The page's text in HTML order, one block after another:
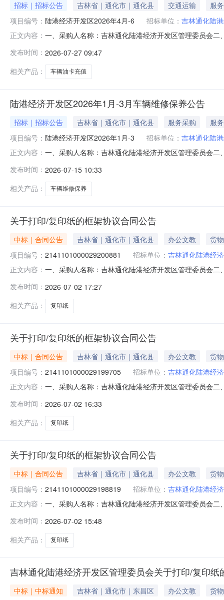
招标｜招标公告 吉林省｜通化市｜通化县 交通运输
服务
项目编号： 陆港经济开发区2026年4月-6 招标单位： 吉林通化陆
正文内容： 一、采购人名称：吉林通化陆港经济开发区管理委员会
（元）：50000序号项目名称单位数量预算金额(元)简要
概况：保证质量
发布时间： 2026-07-27 09:47
相关产品：
车辆油卡充值
陆港经济开发区2026年1月-3月车辆维修保养公告
招标｜招标公告 吉林省｜通化市｜通化县 服务采购
服务
项目编号： 陆港经济开发区2026年1月-3 招标单位： 吉林通化陆
正文内容： 一、采购人名称：吉林通化陆港经济开发区管理委员会
（元）：13368序号项目名称单位数量预算金额(元)简要
概况：价格合理
发布时间： 2026-07-15 10:33
相关产品：
车辆维修保养
关于打印/复印纸的框架协议合同公告
中标｜合同公告 吉林省｜通化市｜通化县 办公文教
货物
项目编号： 2141101000029200881 招标单位： 吉林通化陆港经
正文内容： 一、采购人名称：吉林通化陆港经济开发区管理委员会
A4箱1.0099.899.8服务要求或标的基本概况：七、其它
发布时间： 2026-07-02 17:27
相关产品：
复印纸
关于打印/复印纸的框架协议合同公告
中标｜合同公告 吉林省｜通化市｜通化县 办公文教
货物
项目编号： 2141101000029199705 招标单位： 吉林通化陆港经
正文内容： 一、采购人名称：吉林通化陆港经济开发区管理委员会
A4箱2.0099.8199.6服务要求或标的基本概况：七、其它
发布时间： 2026-07-02 16:33
相关产品：
复印纸
关于打印/复印纸的框架协议合同公告
中标｜合同公告 吉林省｜通化市｜通化县 办公文教
货物
项目编号： 2141101000029198819 招标单位： 吉林通化陆港经
正文内容： 一、采购人名称：吉林通化陆港经济开发区管理委员会
A4箱2.0099.8199.6服务要求或标的基本概况：七、其它
发布时间： 2026-07-02 15:48
相关产品：
复印纸
吉林通化陆港经济开发区管理委员会关于打印/复印
中标｜中标通知 吉林省｜通化市｜东昌区 办公文教
货物